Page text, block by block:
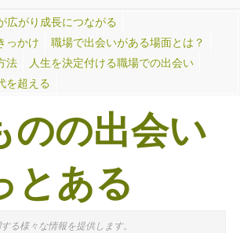
広がり成長につながる
っかけ
職場で出会いがある場面とは？
法
人生を決定付ける職場での出会い
を超える
のの出会い
とある
る様々な情報を提供します。